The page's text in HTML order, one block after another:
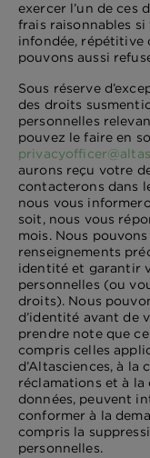
exercer l’un de ces
frais raisonnables
infondée, répétitive
pouvons aussi
Sous réserve
des droits
personnelles
pouvez le faire en
aurons reçu votre
contacterons dans
nous vous
soit, nous vous
mois. Nous
renseignements
identité et garantir
personnelles (ou
droits). Nous
d’identité avant de
prendre note que
compris celles
d’Altasciences, à
réclamations et à
données, peuvent
conformer à la
compris la
personnelles.